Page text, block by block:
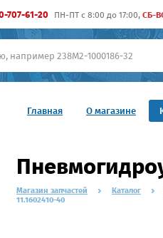
707-61-20 ПН-ПТ c 8:00 до 17:00, СБ-
Главная О магазине
Магазин запчастей Каталог
11.1602410-40